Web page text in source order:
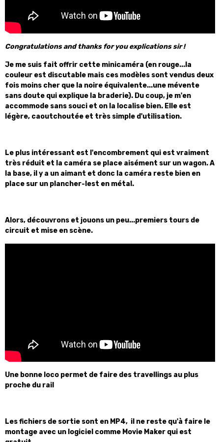
Congratulations and thanks for you explications sir !
Je me suis fait offrir cette minicaméra (en rouge...la
couleur est discutable mais ces modèles sont vendus deux
fois moins cher que la noire équivalente...une mévente
sans doute qui explique la braderie). Du coup, je m'en
accommode sans souci et on la localise bien. Elle est
légère, caoutchoutée et très simple d'utilisation.
Le plus intéressant est l'encombrement qui est vraiment
très réduit et la caméra se place aisément sur un wagon. A
la base, il y a un aimant et donc la caméra reste bien en
place sur un plancher-lest en métal.
Alors, découvrons et jouons un peu...premiers tours de
circuit et mise en scène.
Une bonne loco permet de faire des travellings au plus
proche du rail
Les fichiers de sortie sont en MP4, il ne reste qu'à faire le
montage avec un logiciel comme Movie Maker qui est